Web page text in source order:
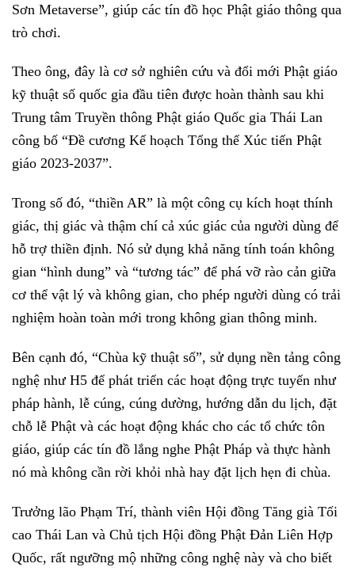
Sơn Metaverse”, giúp các tín đồ học Phật giáo thông qua
trò chơi.
Theo ông, đây là cơ sở nghiên cứu và đổi mới Phật giáo
kỹ thuật số quốc gia đầu tiên được hoàn thành sau khi
Trung tâm Truyền thông Phật giáo Quốc gia Thái Lan
công bố “Đề cương Kế hoạch Tổng thể Xúc tiến Phật
giáo 2023-2037”.
Trong số đó, “thiền AR” là một công cụ kích hoạt thính
giác, thị giác và thậm chí cả xúc giác của người dùng để
hỗ trợ thiền định. Nó sử dụng khả năng tính toán không
gian “hình dung” và “tương tác” để phá vỡ rào cản giữa
cơ thể vật lý và không gian, cho phép người dùng có trải
nghiệm hoàn toàn mới trong không gian thông minh.
Bên cạnh đó, “Chùa kỹ thuật số”, sử dụng nền tảng công
nghệ như H5 để phát triển các hoạt động trực tuyến như
pháp hành, lễ cúng, cúng dường, hướng dẫn du lịch, đặt
chỗ lễ Phật và các hoạt động khác cho các tổ chức tôn
giáo, giúp các tín đồ lắng nghe Phật Pháp và thực hành
nó mà không cần rời khỏi nhà hay đặt lịch hẹn đi chùa.
Trưởng lão Phạm Trí, thành viên Hội đồng Tăng già Tối
cao Thái Lan và Chủ tịch Hội đồng Phật Đản Liên Hợp
Quốc, rất ngưỡng mộ những công nghệ này và cho biết